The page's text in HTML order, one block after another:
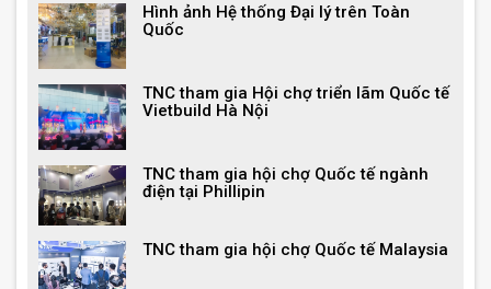
Hình ảnh Hệ thống Đại lý trên Toàn
Quốc
TNC tham gia Hội chợ triển lãm Quốc tế
Vietbuild Hà Nội
TNC tham gia hội chợ Quốc tế ngành
điện tại Phillipin
TNC tham gia hội chợ Quốc tế Malaysia